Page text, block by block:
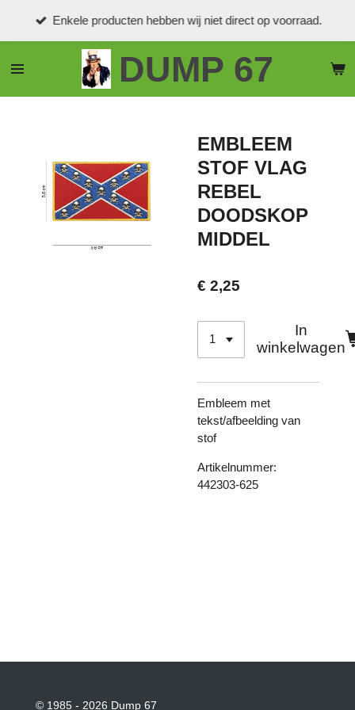
de
DUMP 67
Enkele producten hebben wij niet direct op voorraad.
EMBLEEM
STOF VLAG
REBEL
DOODSKOP
MIDDEL
€ 2,25
In
winkelwagen
Embleem met
tekst/afbeelding van
stof
Artikelnummer:
442303-625
© 1985 - 2026 Dump 67